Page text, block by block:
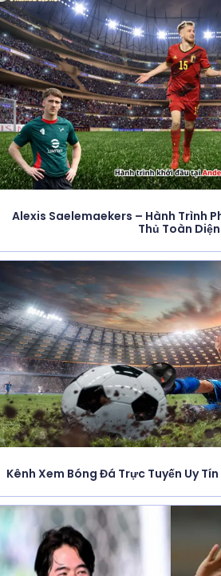
Alexis Saelemaekers – Hành Trình
Thủ Toàn Diện
Kênh Xem Bóng Đá Trực Tuyến Uy